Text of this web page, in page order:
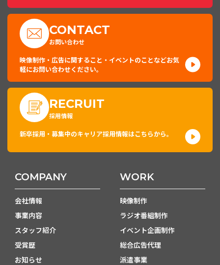
CONTACT
お問い合わせ
映像制作・広告に関すること・イベントのことなどお気
軽にお問い合わせください。
RECRUIT
採用情報
新卒採用・募集中のキャリア採用情報はこちらから。
COMPANY
会社情報
事業内容
スタッフ紹介
受賞歴
お知らせ
WORK
映像制作
ラジオ番組制作
イベント企画制作
総合広告代理
派遣事業